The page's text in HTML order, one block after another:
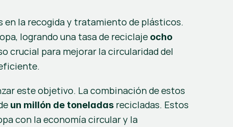
en la recogida y tratamiento de plásticos.
logrando una tasa de reciclaje ocho
crucial para mejorar la circularidad del
este objetivo. La combinación de estos
un millón de toneladas recicladas. Estos
con la economía circular y la